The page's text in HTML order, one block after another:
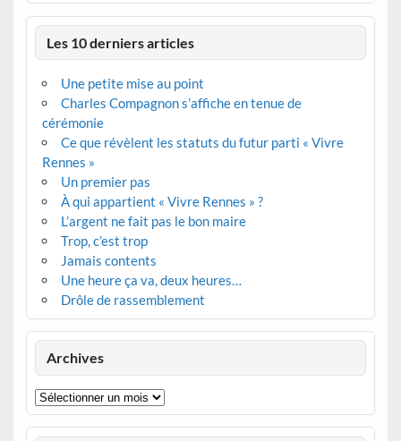
Les 10 derniers articles
Une petite mise au point
Charles Compagnon s’affiche en tenue de
cérémonie
Ce que révèlent les statuts du futur parti « Vivre
Rennes »
Un premier pas
À qui appartient « Vivre Rennes » ?
L’argent ne fait pas le bon maire
Trop, c’est trop
Jamais contents
Une heure ça va, deux heures…
Drôle de rassemblement
Archives
Archives